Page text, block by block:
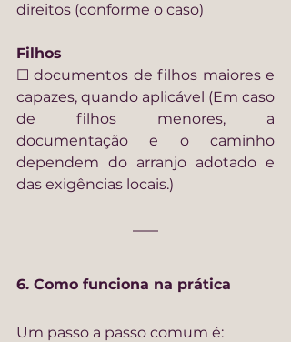
direitos (conforme o caso)
Filhos
☐ documentos de filhos maiores e
capazes, quando aplicável (Em caso
de filhos menores, a
documentação e o caminho
dependem do arranjo adotado e
das exigências locais.)
6. Como funciona na prática
Um passo a passo comum é: